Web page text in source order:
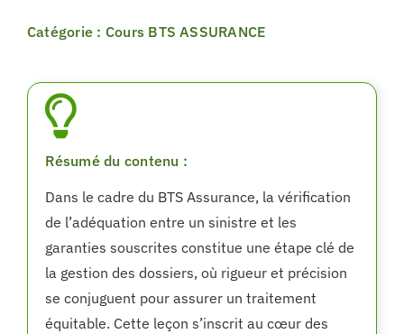
Catégorie : Cours BTS ASSURANCE
Résumé du contenu :
Dans le cadre du BTS Assurance, la vérification
de l’adéquation entre un sinistre et les
garanties souscrites constitue une étape clé de
la gestion des dossiers, où rigueur et précision
se conjuguent pour assurer un traitement
équitable. Cette leçon s’inscrit au cœur des